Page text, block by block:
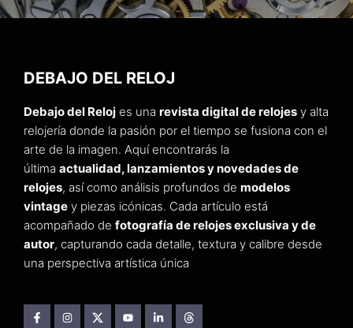
DEBAJO DEL RELOJ
Debajo del Reloj es una revista digital de relojes y alta
relojería donde la pasión por el tiempo se fusiona con el
arte de la imagen. Aquí encontrarás la
última actualidad, lanzamientos y novedades de
relojes, así como análisis profundos de modelos
vintage y piezas icónicas. Cada artículo está
acompañado de fotografía de relojes exclusiva y de
autor, capturando cada detalle, textura y calibre desde
una perspectiva artística única